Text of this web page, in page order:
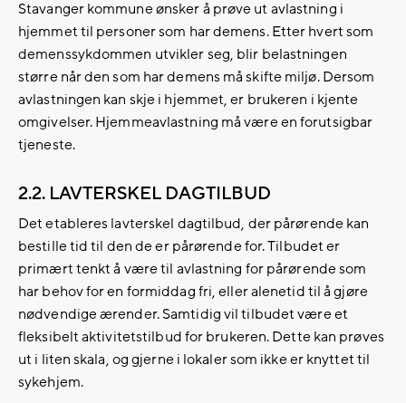
Stavanger kommune ønsker å prøve ut avlastning i
hjemmet til personer som har demens. Etter hvert som
demenssykdommen utvikler seg, blir belastningen
større når den som har demens må skifte miljø. Dersom
avlastningen kan skje i hjemmet, er brukeren i kjente
omgivelser. Hjemmeavlastning må være en forutsigbar
tjeneste.
2.2. LAVTERSKEL DAGTILBUD
Det etableres lavterskel dagtilbud, der pårørende kan
bestille tid til den de er pårørende for. Tilbudet er
primært tenkt å være til avlastning for pårørende som
har behov for en formiddag fri, eller alenetid til å gjøre
nødvendige ærender. Samtidig vil tilbudet være et
fleksibelt aktivitetstilbud for brukeren. Dette kan prøves
ut i liten skala, og gjerne i lokaler som ikke er knyttet til
sykehjem.